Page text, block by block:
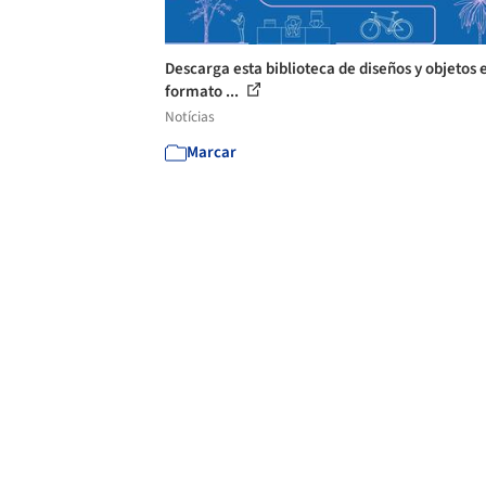
Descarga esta biblioteca de diseños y objetos
formato ...
Notícias
Marcar